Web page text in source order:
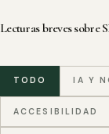
Lecturas breves sobre
TODO IA Y
ACCESIBILIDAD